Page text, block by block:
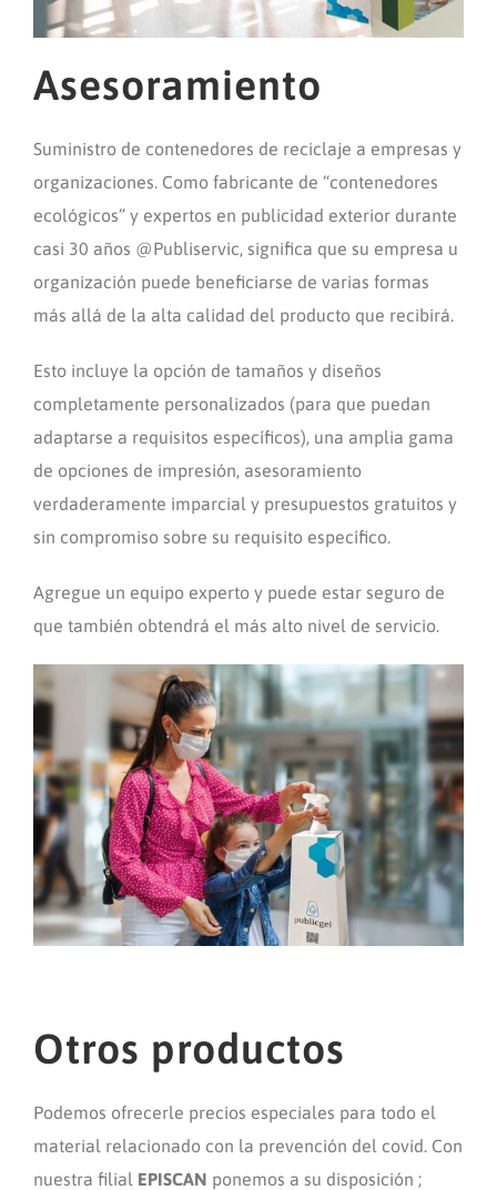
Asesoramiento
Suministro de contenedores de reciclaje a empresas y
organizaciones. Como fabricante de “contenedores
ecológicos” y expertos en publicidad exterior durante
casi 30 años @Publiservic, significa que su empresa u
organización puede beneficiarse de varias formas
más allá de la alta calidad del producto que recibirá.
Esto incluye la opción de tamaños y diseños
completamente personalizados (para que puedan
adaptarse a requisitos específicos), una amplia gama
de opciones de impresión, asesoramiento
verdaderamente imparcial y presupuestos gratuitos y
sin compromiso sobre su requisito específico.
Agregue un equipo experto y puede estar seguro de
que también obtendrá el más alto nivel de servicio.
Otros productos
Podemos ofrecerle precios especiales para todo el
material relacionado con la prevención del covid. Con
nuestra filial EPISCAN ponemos a su disposición ;